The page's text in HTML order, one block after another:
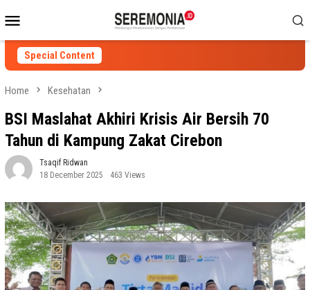
to
contentMenu
Special Content
Home Kesehatan
BSI Maslahat Akhiri Krisis Air Bersih 70
Tahun di Kampung Zakat Cirebon
Tsaqif Ridwan
18 December 2025
463 Views